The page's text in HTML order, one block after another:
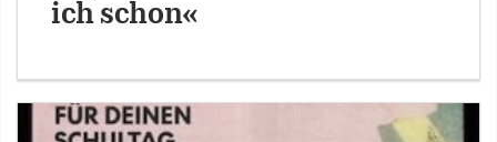
ich schon«